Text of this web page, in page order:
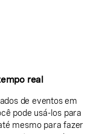
real
de eventos em
pode usá-los para
mesmo para fazer